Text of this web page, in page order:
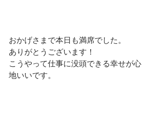
おかげさまで本日も満席でした。
ありがとうございます！
こうやって仕事に没頭できる幸せが心
地いいです。